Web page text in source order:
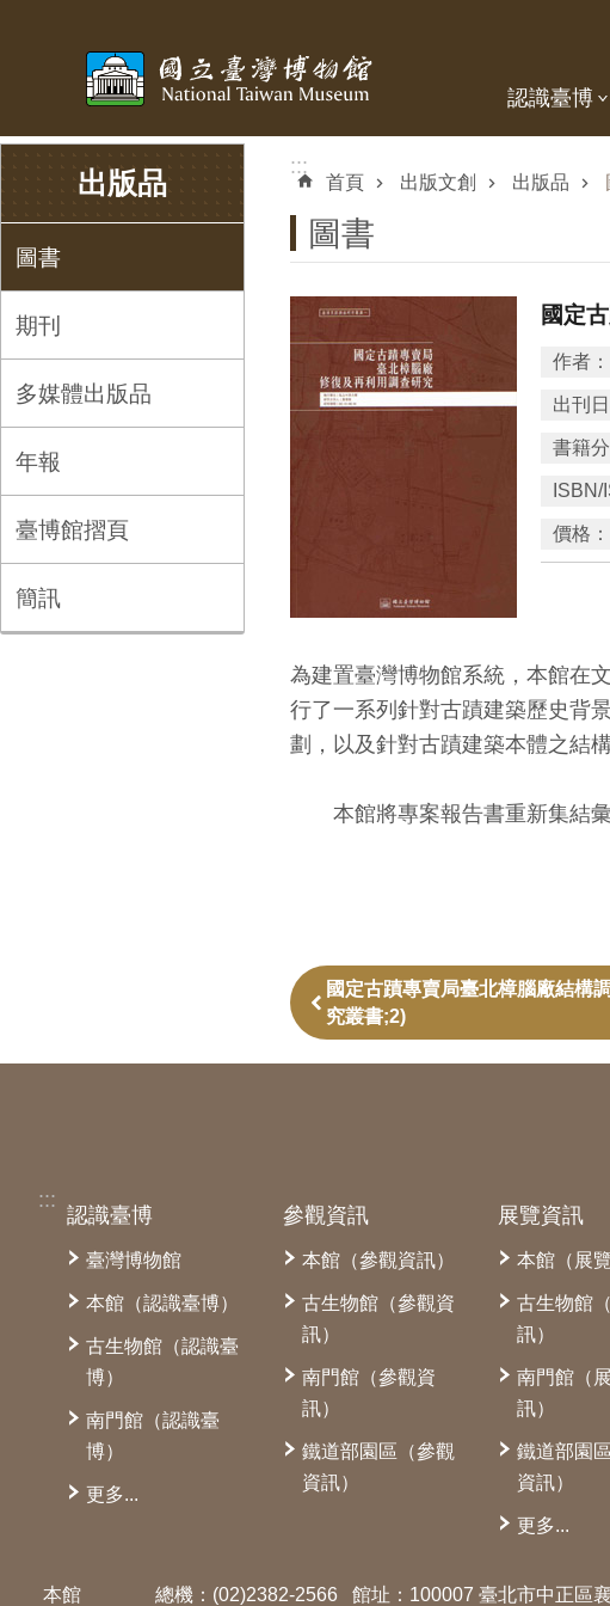
認識臺博
出版品
圖書
期刊
多媒體出版品
年報
臺博館摺頁
簡訊
:::
首頁 出版文創 出版品
圖書
國定
作者：
出刊日
書籍分
ISBN/
價格：
為建置臺灣博物館系統，本館在
行了一系列針對古蹟建築歷史背
劃，以及針對古蹟建築本體之結
本館將專案報告書重新集結彙
國定古蹟專賣局臺北樟腦廠結構
究叢書;2)
:::
認識臺博
臺灣博物館
本館（認識臺博）
古生物館（認識臺
博）
南門館（認識臺
博）
更多...
參觀資訊
本館（參觀資訊）
古生物館（參觀資
訊）
南門館（參觀資
訊）
鐵道部園區（參觀
資訊）
展覽資訊
本館（展
古生物館
訊）
南門館（
訊）
鐵道部園
資訊）
更多...
本館 總機：(02)2382-2566 館址：100007 臺北市中正區